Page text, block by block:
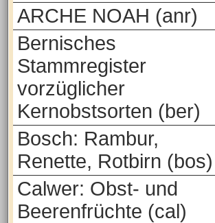
ARCHE NOAH (anr)
Bernisches
Stammregister
vorzüglicher
Kernobstsorten (ber)
Bosch: Rambur,
Renette, Rotbirn (bos)
Calwer: Obst- und
Beerenfrüchte (cal)